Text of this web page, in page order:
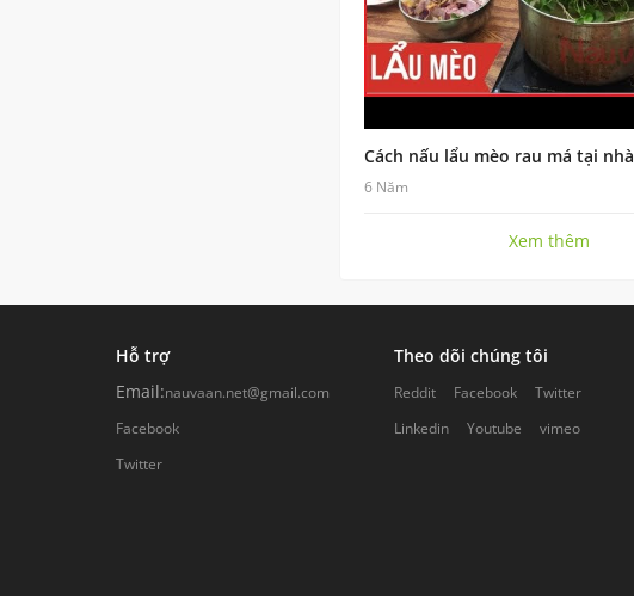
Cách nấu lẩu mèo rau má tại nhà
6 Năm
Xem thêm
Hỗ trợ
Email:nauvaan.net@gmail.com
Facebook
Twitter
Theo dõi chúng tôi
Reddit Facebook
Twitter
Linkedin
Youtube vimeo